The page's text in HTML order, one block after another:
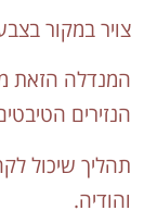
צויר במקור
המנדלה הזאת
הנזירים
תהליך שיכול
והודיה.